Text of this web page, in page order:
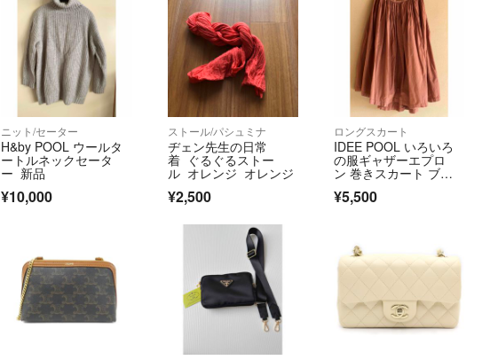
ニット/セーター
H&by POOL ウールタ
ートルネックセータ
ー 新品
¥10,000
ストール/パシュミナ
ヂェン先生の日常
着 ぐるぐるストー
ル オレンジ オレンジ
¥2,500
ロングスカート
IDEE POOL いろいろ
の服ギャザーエプロ
ン 巻きスカート ブラ
ウン
¥5,500